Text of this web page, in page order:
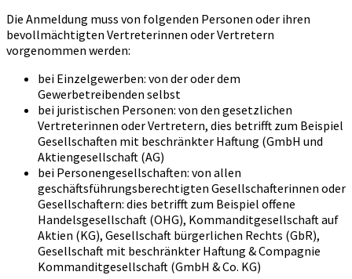
Die Anmeldung muss von folgenden Personen oder ihren
bevollmächtigten Vertreterinnen oder Vertretern
vorgenommen werden:
bei Einzelgewerben: von der oder dem
Gewerbetreibenden selbst
bei juristischen Personen: von den gesetzlichen
Vertreterinnen oder Vertretern, dies betrifft zum Beispiel
Gesellschaften mit beschränkter Haftung (GmbH und
Aktiengesellschaft (AG)
bei Personengesellschaften: von allen
geschäftsführungsberechtigten Gesellschafterinnen oder
Gesellschaftern: dies betrifft zum Beispiel offene
Handelsgesellschaft (OHG), Kommanditgesellschaft auf
Aktien (KG), Gesellschaft bürgerlichen Rechts (GbR),
Gesellschaft mit beschränkter Haftung & Compagnie
Kommanditgesellschaft (GmbH & Co. KG)